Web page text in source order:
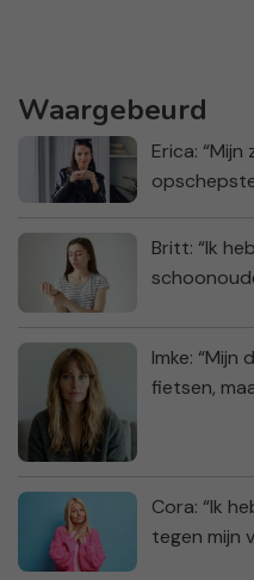
Waargebeurd
Erica:
Britt: “Ik
Imke:
fietsen,
Cora: “Ik
tegen mijn